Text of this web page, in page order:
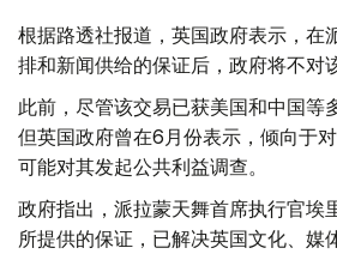
根据路透社报道，英国政府表示，在
排和新闻供给的保证后，政府将不对
此前，尽管该交易已获美国和中国等
但英国政府曾在6月份表示，倾向于
可能对其发起公共利益调查。
政府指出，派拉蒙天舞首席执行官埃
所提供的保证，已解决英国文化、媒